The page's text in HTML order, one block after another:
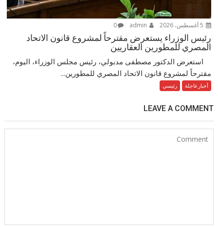
0
رئيس الوزراء يستعرض مقترحاً لمشروع قانون الاتحاد
المصري للمطورين العقاريين
استعرض الدكتور مصطفى مدبولي، رئيس مجلس الوزراء، اليوم،
مقترحاً لمشروع قانون الاتحاد المصري للمطورين...
أخبارعاجلة رئيسي
LEAVE A COMMENT